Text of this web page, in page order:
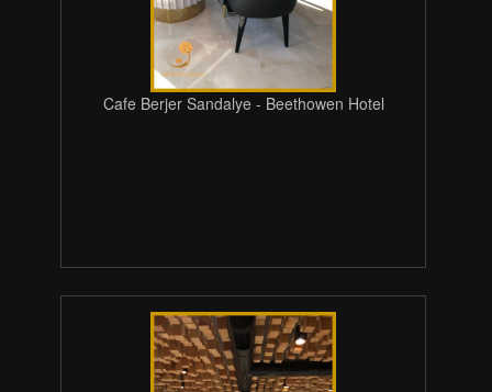
Cafe Berjer Sandalye - Beethowen Hotel